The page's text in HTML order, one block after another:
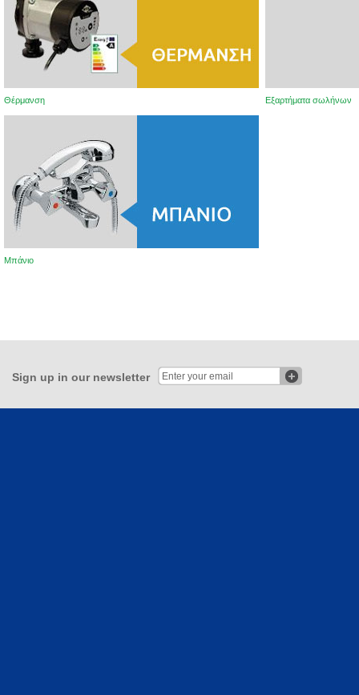
Θέρμανση Εξαρτήματα σωλήνων
Μπάνιο
Sign up in our newsletter